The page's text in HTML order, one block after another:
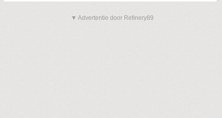
▼ Advertentie door Refinery89